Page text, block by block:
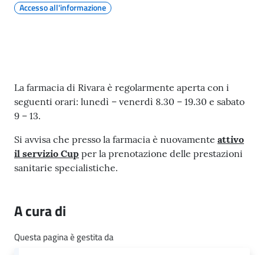
u
n
n
f
e
i
c
i
n
i
Accesso all'informazione
Contenuto
La farmacia di Rivara è regolarmente aperta con i
seguenti orari: lunedì – venerdì 8.30 – 19.30 e sabato
9 – 13.
Si avvisa che presso la farmacia è nuovamente attivo
il servizio Cup per la prenotazione delle prestazioni
sanitarie specialistiche.
A cura di
Questa pagina è gestita da